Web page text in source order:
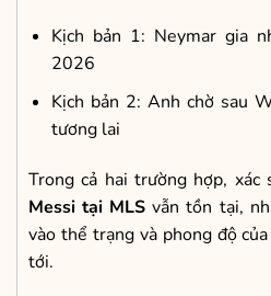
Kịch bản 1: Neymar gia
2026
Kịch bản 2: Anh chờ sau
tương lai
Trong cả hai trường hợp, xác
Messi tại MLS vẫn tồn tại,
vào thể trạng và phong độ
tới.